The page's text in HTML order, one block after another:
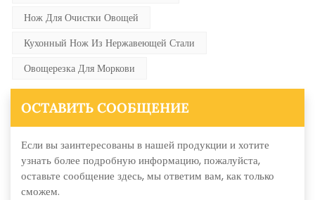
Нож Для Очистки Овощей
Кухонный Нож Из Нержавеющей Стали
Овощерезка Для Моркови
ОСТАВИТЬ СООБЩЕНИЕ
Если вы заинтересованы в нашей продукции и хотите
узнать более подробную информацию, пожалуйста,
оставьте сообщение здесь, мы ответим вам, как только
сможем.